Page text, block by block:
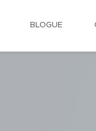
BLOGUE